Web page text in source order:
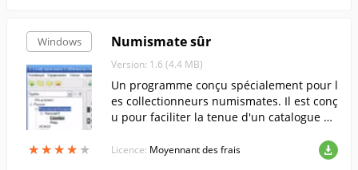
Windows
★★★★ ★
★★★★ ★
Numismate sûr
Version: 1.6 (4.4 MB)
Un programme conçu spécialement pour l
es collectionneurs numismates. Il est conç
u pour faciliter la tenue d'un catalogue él
Licence: Moyennant des frais